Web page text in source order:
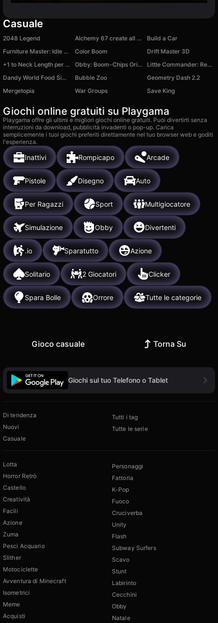
Casuale
2048 Legend Alchemy 67 create all evolutions!
Build a Car
Furniture Master: Idle Tycoon
Color Boom
Drift Master 3D
+1 to Neck Length per Second: Obby!
Obby: Boom-Chips Original
Little Commander: Red vs Blue
Dandy World Food Simulator 3D
Bubble Zoo
Geometry Dash 2.2
Mergetopia
War Groups Save King
Giochi online gratuiti su Playgama
Playgama offre gli ultimi e migliori giochi online gratuiti. Puoi divertirti senza
interruzioni da download, pubblicità invadenti o pop-up. Carica
semplicemente i tuoi giochi preferiti direttamente nel tuo browser web e goditi
l'esperienza.
Inattivi Rompicapo Arcade
Pistole Disegno Auto
Per Ragazzi Sport Multigiocatore
Simulazione Obby Divertenti
.io Sparatutto Azione
Solitario 2 Giocatori Clicker
Spara Bolle Orrore Tutte le categorie
Gioco casuale Torna Su
Giochi sul tuo Telefono o Tablet
Di tendenza
Nuovi
Casuale
Tutti i tag
Tutte le serie
Lotta
Horror Retrò
Castello
Creatività
Facili
Azione
Zuma
Pesci Acquario
Slither
Motociclette
Avventura di Minecraft
Isometrici
Meme
Acquisti
Personaggi
Fattoria
K-Pop
Fuoco
Cruciverba
Unity
Flash
Subway Surfers
Scavo
Stunt
Labirinto
Cecchini
Obby
Natale